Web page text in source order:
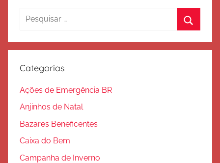
l
Pesquisar
Categorias
Ações de Emergência BR
Anjinhos de Natal
Bazares Beneficentes
Caixa do Bem
Campanha de Inverno